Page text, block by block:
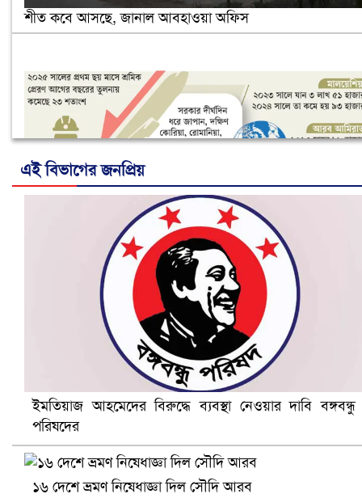
শীত কবে আসছে, জানাল আবহাওয়া অফিস
নানা সংকটে রিক্রুটিং এজেন্সি, হুমকির মুখে শ্রম রপ্তানি
খুলনায় বিএনপি অফিসে গুলি-বোমা হামলা, নিহত ১
এই বিভাগের জনপ্রিয়
ইমতিয়াজ আহমেদের বিরুদ্ধে ব্যবস্থা নেওয়ার দাবি বঙ্গবন্ধু
পরিষদের
১৬ দেশে ভ্রমণ নিষেধাজ্ঞা দিল সৌদি আরব